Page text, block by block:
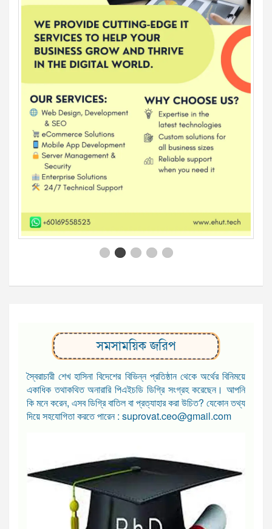
সমসাময়িক জরিপ
স্বৈরাচারী শেখ হাসিনা বিদেশের বিভিন্ন প্রতিষ্ঠান থেকে অর্থের বিনিময়ে
একাধিক তথাকথিত অনারারি পিএইচডি ডিগ্রি সংগ্রহ করেছেন। আপনি
কি মনে করেন, এসব ডিগ্রি বাতিল বা প্রত্যাহার করা উচিত? যেকোন তথ্য
দিয়ে সহযোগিতা করতে পারেন : suprovat.ceo@gmail.com